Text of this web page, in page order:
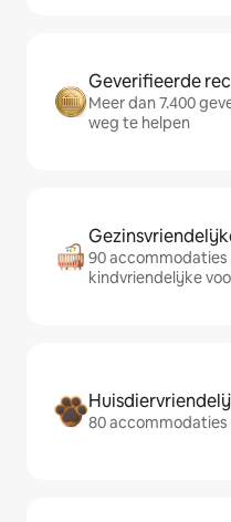
Geverifieerde
Meer dan 7.400
weg te helpen
90
kindvriendelijke
80 accommodaties